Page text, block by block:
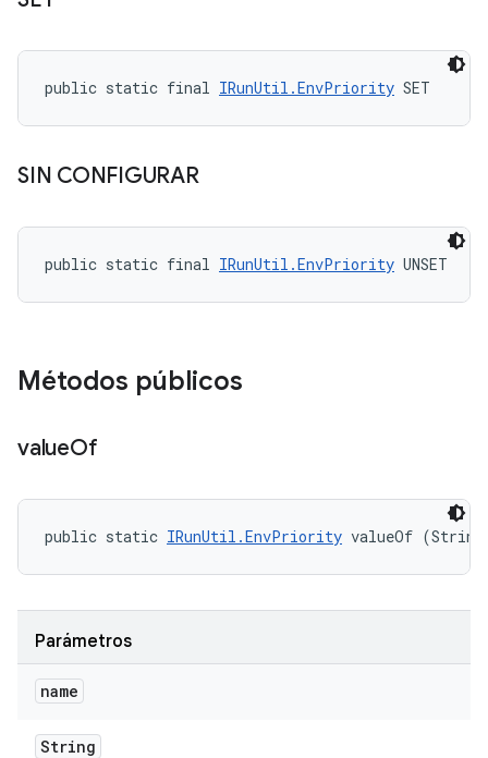
public static final IRunUtil.EnvPriority SET
SIN CONFIGURAR
public static final IRunUtil.EnvPriority UNSET
Métodos públicos
valueOf
public static IRunUtil.EnvPriority valueOf (String
Parámetros
name
String